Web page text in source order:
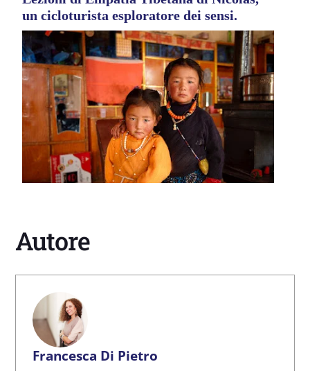
un cicloturista esploratore dei sensi.
Autore
Francesca Di Pietro